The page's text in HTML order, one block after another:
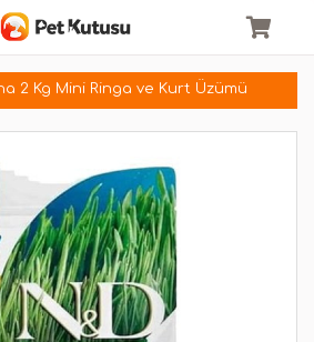
2 Kg Mini Ringa ve Kurt Üzümü